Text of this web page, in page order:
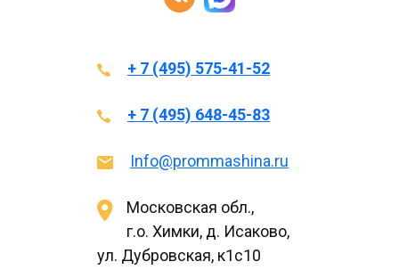
+ 7 (495) 575-41-52
+ 7 (495) 648-45-83
Info@prommashina.ru
Московская обл.,
г.о. Химки, д. Исаково,
ул. Дубровская, к1с10